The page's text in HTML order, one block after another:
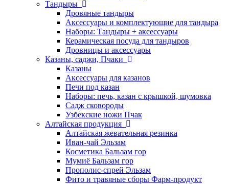
Тандыры
Дровяные тандыры
Аксессуары и комплектующие для тандыра
Наборы: Тандыры + аксессуары
Керамическая посуда для тандыров
Дровницы и аксессуары
Казаны, саджи, Пчаки
Казаны
Аксессуары для казанов
Печи под казан
Наборы: печь, казан с крышкой, шумовка
Садж сковороды
Узбекские ножи Пчак
Алтайская продукция
Алтайская жевательная резинка
Иван-чай Эльзам
Косметика Бальзам гор
Мумиё Бальзам гор
Прополис-спрей Эльзам
Фито и травяные сборы Фарм-продукт